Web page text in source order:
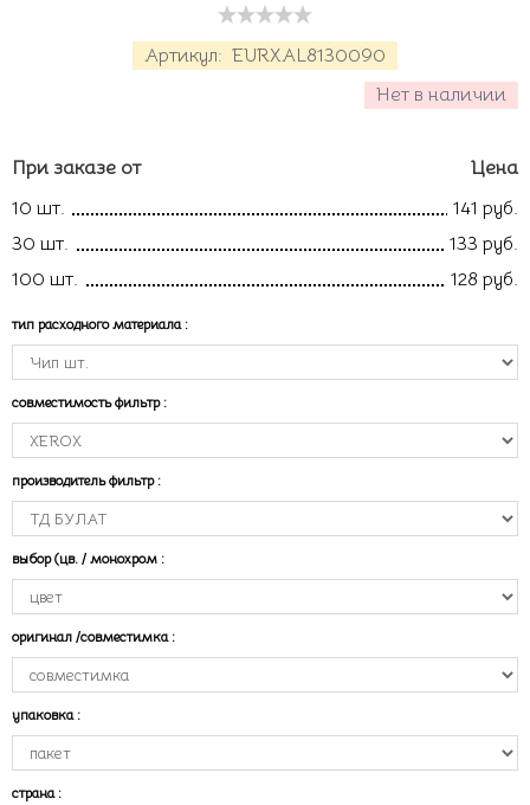
Артикул: EURXAL8130090
Нет в наличии
При заказе от
Цена
10 шт.
141 руб.
30 шт.
133 руб.
100 шт.
128 руб.
тип расходного материала :
совместимость фильтр :
производитель фильтр :
выбор (цв. / монохром :
оригинал /совместимка :
упаковка :
страна :